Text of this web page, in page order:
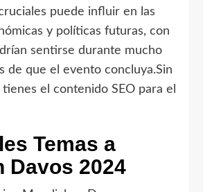
puede influir en las
y políticas futuras, con
sentirse durante mucho
de que el evento concluya.Sin
el contenido SEO para el
Temas a
Davos 2024